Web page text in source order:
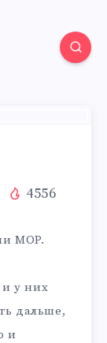
4556
MOP.
у них
дальше,
и